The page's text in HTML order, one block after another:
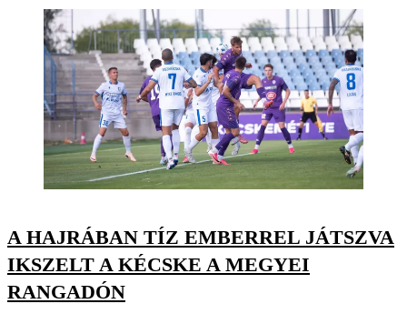
A HAJRÁBAN TÍZ EMBERREL JÁTSZVA
IKSZELT A KÉCSKE A MEGYEI
RANGADÓN